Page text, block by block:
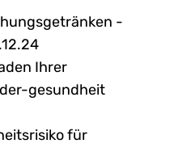
-
Ihrer
gesundheit
für